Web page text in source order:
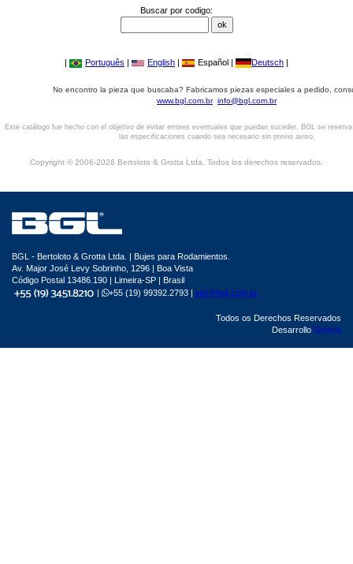
Buscar por codigo:
| Português | English | Español | Deutsch |
No encontro la pieza que buscaba? Fabricamos piezas especiales a pedido,
www.bgl.com.br info@bgl.com.br
Este catálogo fue hecho con el objetivo de evitar errores eventuales que puedan suceder. BGL se
las especificaciones cuando sea necesario sin previo aviso.
Copyright © 2006-2026 Bertoloto & Grotta Ltda. Todos los derechos reservados.
BGL - Bertoloto & Grotta Ltda. | Bujes para Rodamientos.
Av. Major José Levy Sobrinho, 1296 | Boa Vista
Código Postal 13486.190 | Limeira-SP | Brasil
|
+55 (19) 99392.2793 | info@bgl.com.br
Todos os Derechos Reservados
Desarrollo Sphera